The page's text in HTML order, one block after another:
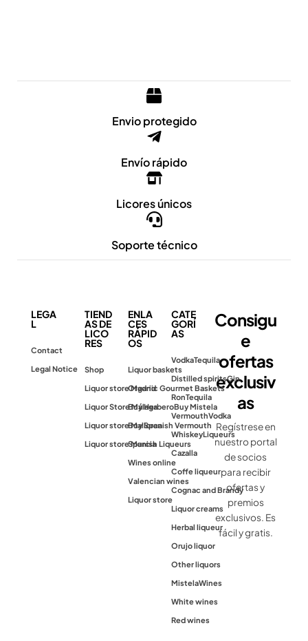
Envio protegido
Envío rápido
Licores únicos
Soporte técnico
LEGA
L
Contact
Legal Notice
TIEND
AS DE
LICO
RES
Shop
Liquor store Madrid
Liquor Store Málaga
Liquor store Mallorca
Liquor store Murcia
ENLA
CES
RÁPID
OS
Liquor baskets
Organic Gourmet Baskets
Buy HerberoBuy Mistela
Buy Spanish Vermouth
Spanish Liqueurs
Wines online
Valencian wines
Liquor store
CATE
GORÍ
AS
VodkaTequila
Distilled spiritsGin
RonTequila
VermouthVodka
WhiskeyLiqueurs
Cazalla
Coffe liqueur
Cognac and Brandy
Liquor creams
Herbal liqueur
Orujo liquor
Other liquors
MistelaWines
White wines
Red wines
Consigu
e
ofertas
exclusiv
as
Regístrese en
nuestro portal
de socios
para recibir
ofertas y
premios
exclusivos. Es
fácil y gratis.